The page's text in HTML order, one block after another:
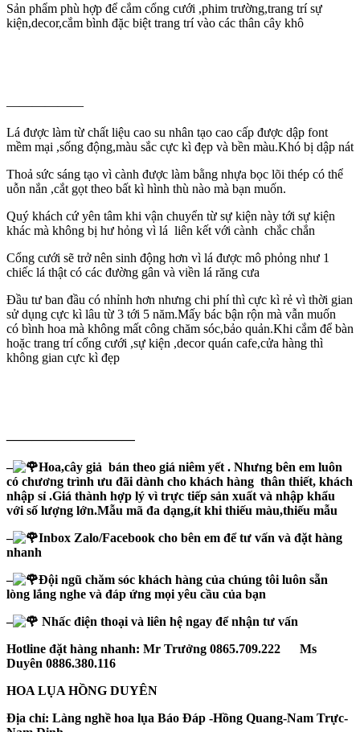
Sản phẩm phù hợp để cắm cổng cưới ,phim trường,trang trí sự
kiện,decor,cắm bình đặc biệt trang trí vào các thân cây khô
——————
Lá được làm từ chất liệu cao su nhân tạo cao cấp được dập font
mềm mại ,sống động,màu sắc cực kì đẹp và bền màu.Khó bị dập nát
Thoả sức sáng tạo vì cành được làm bằng nhựa bọc lõi thép có thể
uỗn nắn ,cắt gọt theo bất kì hình thù nào mà bạn muốn.
Quý khách cứ yên tâm khi vận chuyển từ sự kiện này tới sự kiện
khác mà không bị hư hỏng vì lá liên kết với cành chắc chắn
Cổng cưới sẽ trở nên sinh động hơn vì lá được mô phỏng như 1
chiếc lá thật có các đường gân và viền lá răng cưa
Đầu tư ban đầu có nhỉnh hơn nhưng chi phí thì cực kì rẻ vì thời gian
sử dụng cực kì lâu từ 3 tới 5 năm.Mấy bác bận rộn mà vẫn muốn
có bình hoa mà không mất công chăm sóc,bảo quản.Khi cắm để bàn
hoặc trang trí cổng cưới ,sự kiện ,decor quán cafe,cửa hàng thì
không gian cực kì đẹp
——————————
–
Hoa,cây giả bán theo giá niêm yết . Nhưng bên em luôn
có chương trình ưu đãi dành cho khách hàng thân thiết, khách
nhập sỉ .Giá thành hợp lý vì trực tiếp sản xuất và nhập khẩu
với số lượng lớn.Mẫu mã đa dạng,ít khi thiếu màu,thiếu mẫu
–
Inbox Zalo/Facebook cho bên em để tư vấn và đặt hàng
nhanh
–
Đội ngũ chăm sóc khách hàng của chúng tôi luôn sẵn
lòng lắng nghe và đáp ứng mọi yêu cầu của bạn
–
Nhấc điện thoại và liên hệ ngay để nhận tư vấn
Hotline đặt hàng nhanh: Mr Trưởng 0865.709.222 Ms
Duyên 0886.380.116
HOA LỤA HỒNG DUYÊN
Địa chỉ: Làng nghề hoa lụa Báo Đáp -Hồng Quang-Nam Trực-